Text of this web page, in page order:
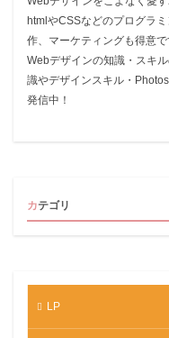
htmlやCSSなどのプログラ
作、マーケティングも得意で
Webデザインの知識・スキ
識やデザインスキル・
発信中！
カテゴリ
LP